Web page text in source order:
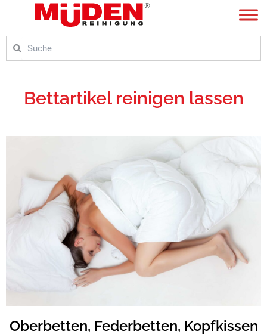
Bettartikel reinigen lassen
Oberbetten, Federbetten, Kopfkissen